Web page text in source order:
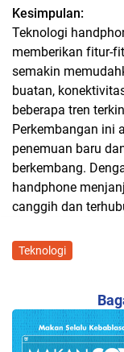
Kesimpulan:
Teknologi
memberikan fitur-
semakin
buatan,
beberapa tren
Perkembangan ini
penemuan baru
berkembang.
handphone
canggih dan
Teknologi